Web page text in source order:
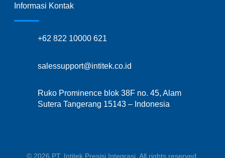
Informasi Kontak
+62 822 10000 621
salessupport@intitek.co.id
Ruko Prominence blok 38F no. 45, Alam
Sutera Tangerang 15143 – Indonesia
© 2026 PT. Intitek Presisi Integrasi. All rights reserved.